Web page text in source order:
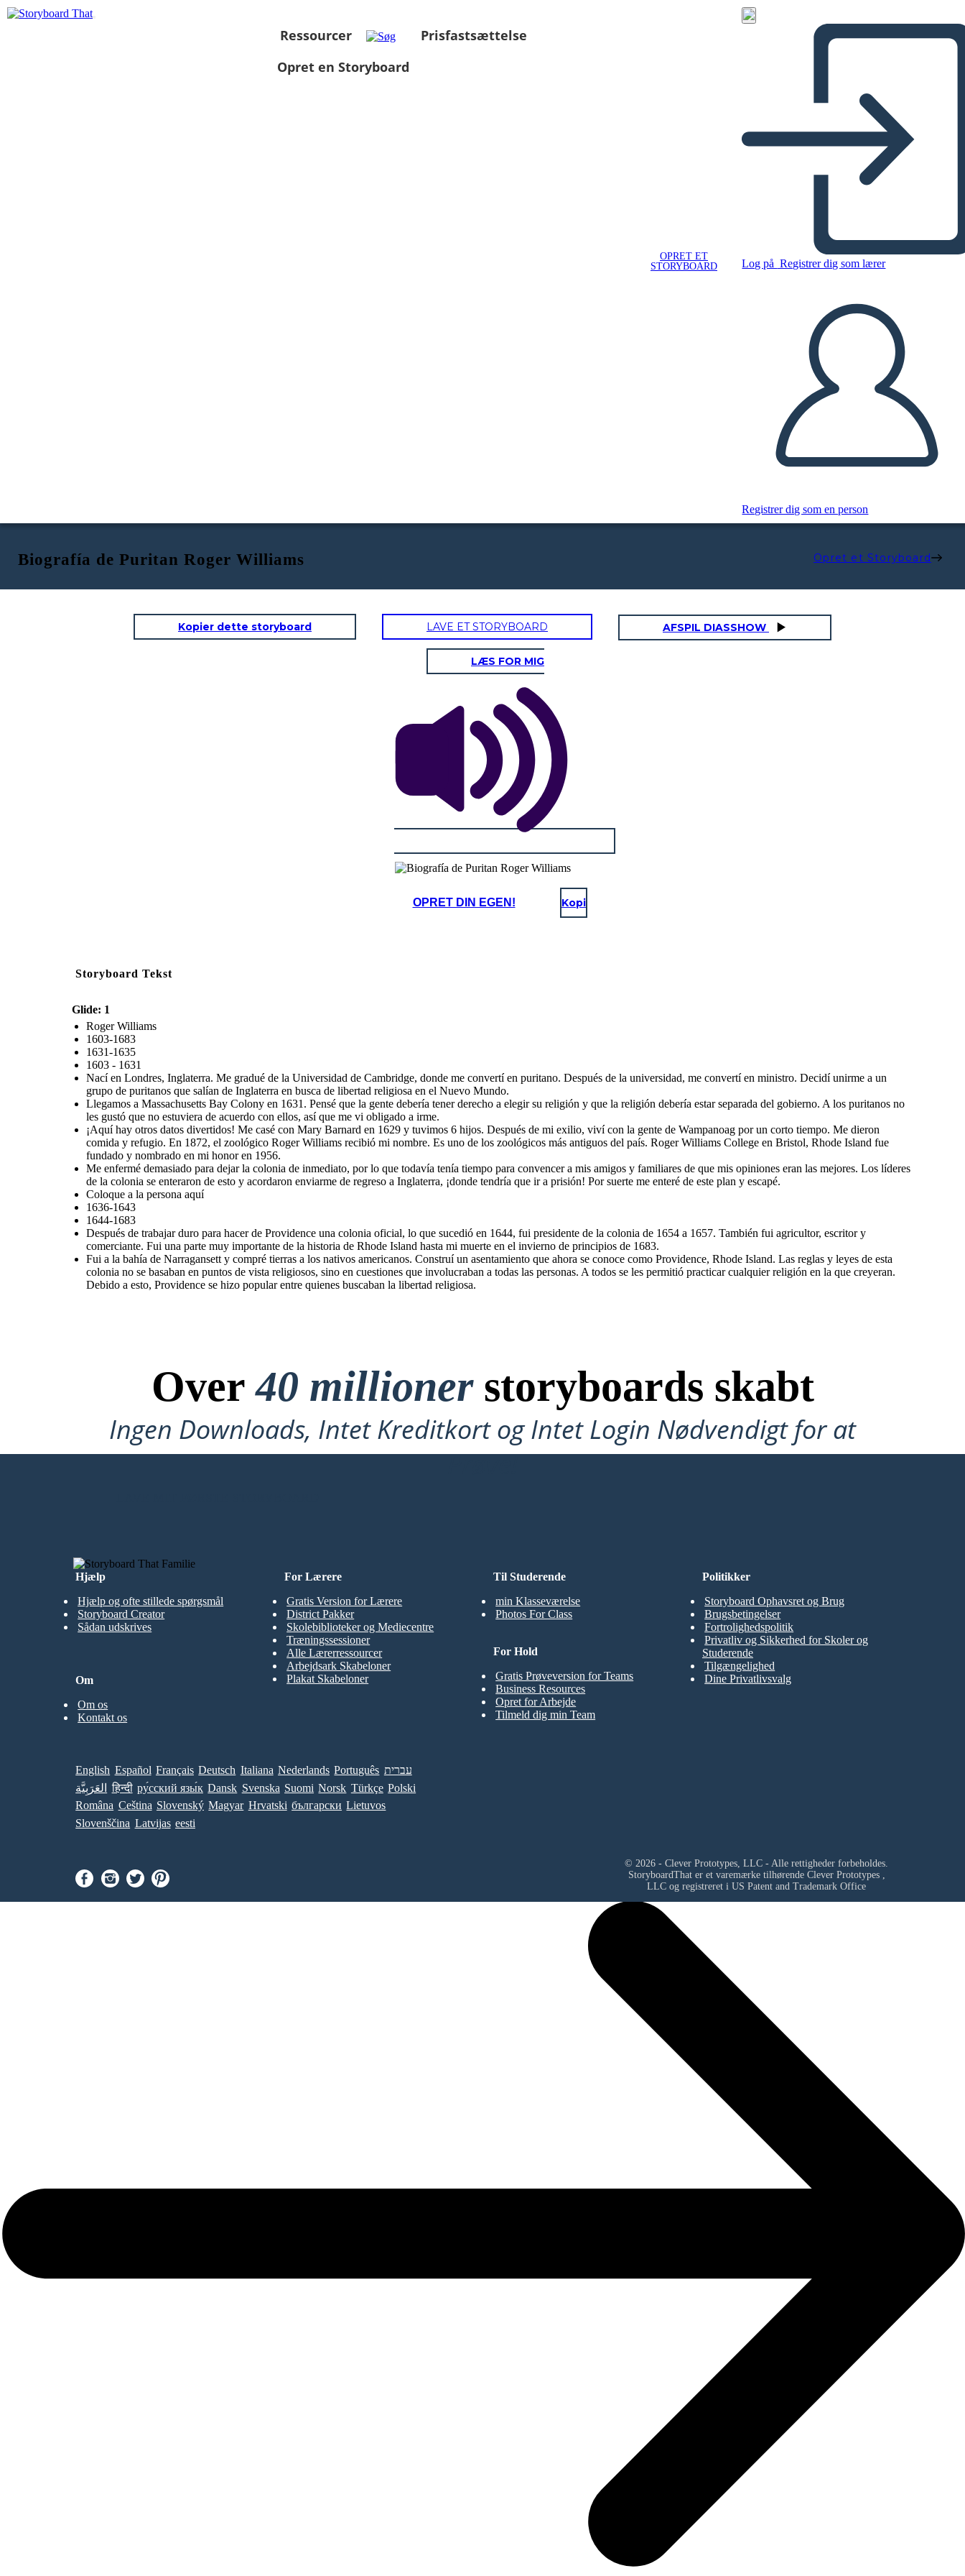
Ressourcer
Prisfastsættelse
Opret en Storyboard
OPRET ET
STORYBOARD
Log på Registrer dig som lærer
Registrer dig som en person
Biografía de Puritan Roger Williams Opret et Storyboard
Kopier dette storyboard LAVE ET STORYBOARD AFSPIL DIASSHOW
LÆS FOR MIG
OPRET DIN EGEN! Kopi
Storyboard Tekst
Glide: 1
Roger Williams
1603-1683
1631-1635
1603 - 1631
Nací en Londres, Inglaterra. Me gradué de la Universidad de Cambridge, donde me convertí en puritano. Después de la universidad, me convertí en ministro. Decidí unirme a un
grupo de puritanos que salían de Inglaterra en busca de libertad religiosa en el Nuevo Mundo.
Llegamos a Massachusetts Bay Colony en 1631. Pensé que la gente debería tener derecho a elegir su religión y que la religión debería estar separada del gobierno. A los puritanos no
les gustó que no estuviera de acuerdo con ellos, así que me vi obligado a irme.
¡Aquí hay otros datos divertidos! Me casé con Mary Barnard en 1629 y tuvimos 6 hijos. Después de mi exilio, viví con la gente de Wampanoag por un corto tiempo. Me dieron
comida y refugio. En 1872, el zoológico Roger Williams recibió mi nombre. Es uno de los zoológicos más antiguos del país. Roger Williams College en Bristol, Rhode Island fue
fundado y nombrado en mi honor en 1956.
Me enfermé demasiado para dejar la colonia de inmediato, por lo que todavía tenía tiempo para convencer a mis amigos y familiares de que mis opiniones eran las mejores. Los líderes
de la colonia se enteraron de esto y acordaron enviarme de regreso a Inglaterra, ¡donde tendría que ir a prisión! Por suerte me enteré de este plan y escapé.
Coloque a la persona aquí
1636-1643
1644-1683
Después de trabajar duro para hacer de Providence una colonia oficial, lo que sucedió en 1644, fui presidente de la colonia de 1654 a 1657. También fui agricultor, escritor y
comerciante. Fui una parte muy importante de la historia de Rhode Island hasta mi muerte en el invierno de principios de 1683.
Fui a la bahía de Narragansett y compré tierras a los nativos americanos. Construí un asentamiento que ahora se conoce como Providence, Rhode Island. Las reglas y leyes de esta
colonia no se basaban en puntos de vista religiosos, sino en cuestiones que involucraban a todas las personas. A todos se les permitió practicar cualquier religión en la que creyeran.
Debido a esto, Providence se hizo popular entre quienes buscaban la libertad religiosa.
Over40 millionerstoryboards skabt
Ingen Downloads, Intet Kreditkort og Intet Login Nødvendigt for at
Prøve!
Hjælp
Hjælp og ofte stillede spørgsmål
Storyboard Creator
Sådan udskrives
Til Studerende
min Klasseværelse
Photos For Class
For Lærere
Gratis Version for Lærere
District Pakker
Skolebiblioteker og Mediecentre
Træningssessioner
Alle Lærerressourcer
Arbejdsark Skabeloner
Plakat Skabeloner
For Hold
Gratis Prøveversion for Teams
Business Resources
Opret for Arbejde
Tilmeld dig min Team
Om
Om os
Kontakt os
Politikker
Storyboard Ophavsret og Brug
Brugsbetingelser
Fortrolighedspolitik
Privatliv og Sikkerhed for Skoler og
Studerende
Tilgængelighed
Dine Privatlivsvalg
English Español Français Deutsch Italiana Nederlands Português עברית
العَرَبِيَّة
हिन्दी ру́сский язы́к Dansk Svenska Suomi Norsk Türkçe Polski
Româna Ceština Slovenský Magyar Hrvatski български Lietuvos
Slovenščina Latvijas eesti
© 2026 - Clever Prototypes, LLC - Alle rettigheder forbeholdes.
StoryboardThat er et varemærke tilhørende Clever Prototypes ,
LLC og registreret i US Patent and Trademark Office